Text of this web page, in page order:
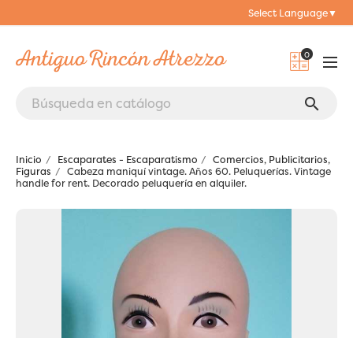
Select Language▼
0
search
Inicio Escaparates - Escaparatismo
Comercios, Publicitarios,
Figuras
Cabeza maniquí vintage. Años 60. Peluquerías. Vintage
handle for rent. Decorado peluquería en alquiler.